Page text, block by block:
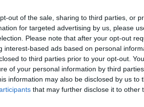
out of the sale, sharing to third parties, or
for targeted advertising by us, please
Please note that after your opt-out
interest-based ads based on personal
to third parties prior to your opt-out.
of your personal information by third
information may also be disclosed by us to
that may further disclose it to other